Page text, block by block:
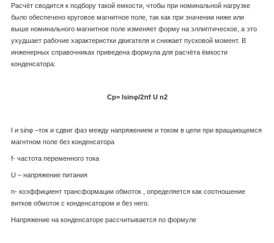
Расчёт сводится к подбору такой емкости, чтобы при номинальной нагрузке
было обеспечено круговое магнитное поле, так как при значении ниже или
выше номинального магнитное поле изменяет форму на эллиптическое, а это
ухудшает рабочие характеристки двигателя и снижает пусковой момент. В
инженерных справочниках приведена формула для расчёта ёмкости
конденсатора:
Ср= Isinφ/2πf U n2
I и sinφ –ток и сдвиг фаз между напряжением и током в цепи при вращающемся
магнтном поле без конденсатора
f- частота переменного тока
U – напряжение питания
n- коэффициент трансформации обмоток , определяется как соотношение
витков обмоток с конденсатором и без него.
Напряжение на конденсаторе рассчитывается по формуле